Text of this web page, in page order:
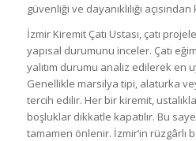
güvenliği ve dayanıklılığı
İzmir Kiremit Çatı Ustası, çatı
yapısal durumunu inceler. Çatı
yalıtım durumu analiz edilerek en
Genellikle marsilya tipi, alaturka
tercih edilir. Her bir kiremit,
boşluklar dikkatle kapatılır. Bu
tamamen önlenir. İzmir’in rüzgârlı